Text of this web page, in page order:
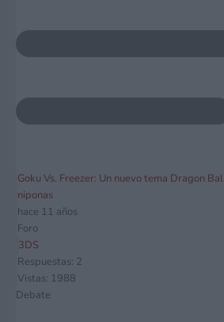
Goku Vs. Freezer: Un nuevo tema Dragon
niponas
hace 11 años
Foro
3DS
Respuestas: 2
Vistas: 1988
Debate